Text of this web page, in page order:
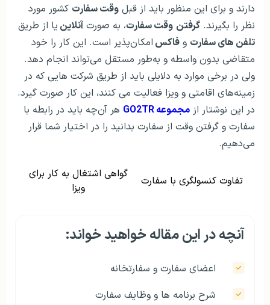
دارند و برای این منظور باید از قبل وقت سفارت کشور مورد
نظر را بگیرند. گرفتن وقت سفارت، به صورت آنلاین یا از طریق
تلفن های سفارت و فاکس امکان‌پذیر است. این کار را خود
متقاضی بدون واسطه و به‌طور مستقل می‌تواند انجام دهد.
ولی در برخی موارد به دلایلی باید از طریق شرکت هایی که در
زمینه‌های اقامتی و ویزا فعالیت می کنند، این کار صورت گیرد.
در این نوشتار از مجموعه GO2TR
هر آن‌چه باید در رابطه با
سفارت و گرفتن وقت از سفارت بدانید را در اختیار شما قرار
می‌دهیم.
تفاوت کنسولگری با سفارت
گواهی اشتغال به کار برای
ویزا
آنچه در این مقاله خواهید خواند:
اعضای سفارت و سفارتخانه
شرح برنامه ها و وظایف سفارت